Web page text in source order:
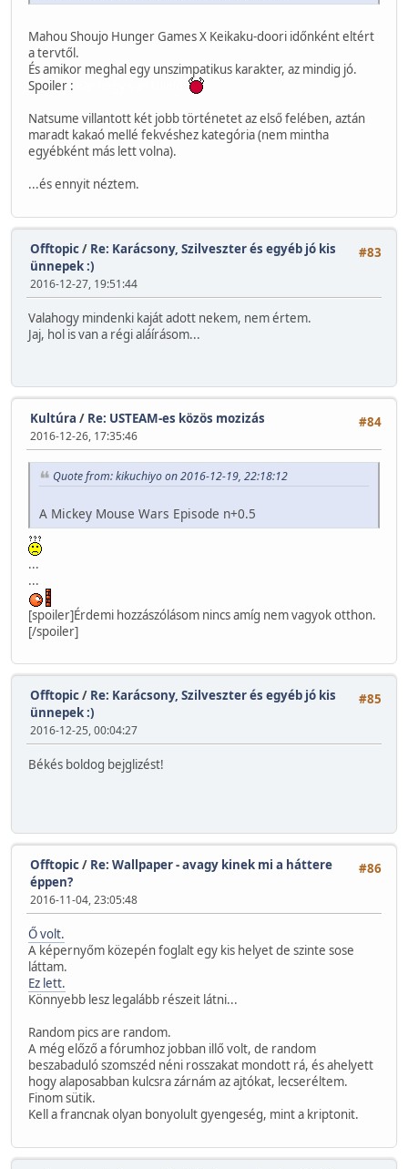
Mahou Shoujo Hunger Games X Keikaku-doori időnként eltért
a tervtől.
És amikor meghal egy unszimpatikus karakter, az mindig jó.
Spoiler :
Natsume villantott két jobb történetet az első felében, aztán
maradt kakaó mellé fekvéshez kategória (nem mintha
egyébként más lett volna).
...és ennyit néztem.
#83
Offtopic/ Re: Karácsony, Szilveszter és egyéb jó kis
ünnepek :)
2016-12-27, 19:51:44
Valahogy mindenki kaját adott nekem, nem értem.
Jaj, hol is van a régi aláírásom...
#84
Kultúra / Re: USTEAM-es közös mozizás
2016-12-26, 17:35:46
Quote from: kikuchiyo on 2016-12-19, 22:18:12
A Mickey Mouse Wars Episode n+0.5
...
...
[spoiler]Érdemi hozzászólásom nincs amíg nem vagyok otthon.
[/spoiler]
#85
Offtopic/ Re: Karácsony, Szilveszter és egyéb jó kis
ünnepek :)
2016-12-25, 00:04:27
Békés boldog bejglizést!
#86
Offtopic/ Re: Wallpaper - avagy kinek mi a háttere
éppen?
2016-11-04, 23:05:48
Ő volt.
A képernyőm közepén foglalt egy kis helyet de szinte sose
láttam.
Ez lett.
Könnyebb lesz legalább részeit látni...
Random pics are random.
A még előző a fórumhoz jobban illő volt, de random
beszabaduló szomszéd néni rosszakat mondott rá, és ahelyett
hogy alaposabban kulcsra zárnám az ajtókat, lecseréltem.
Finom sütik.
Kell a francnak olyan bonyolult gyengeség, mint a kriptonit.